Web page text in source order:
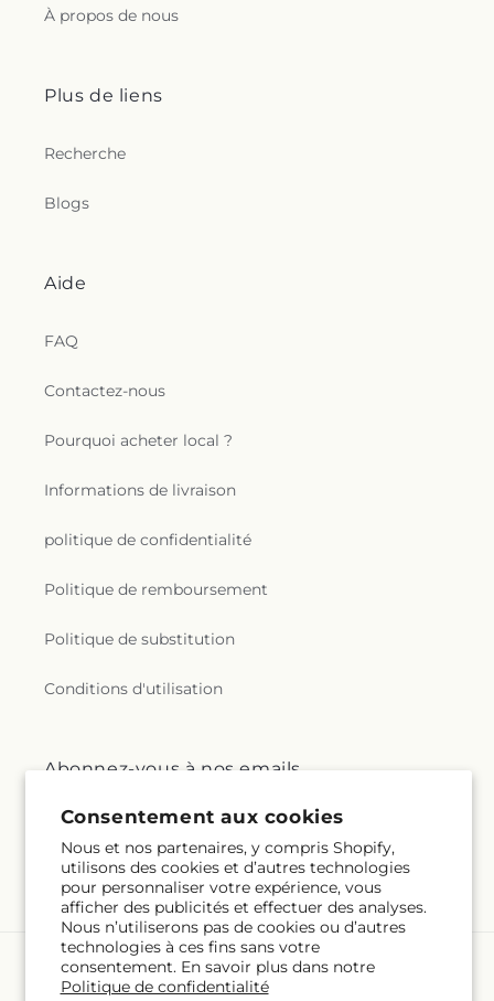
Consentement aux cookies
Nous et nos partenaires, y compris Shopify,
utilisons des cookies et d’autres technologies
pour personnaliser votre expérience, vous
afficher des publicités et effectuer des analyses.
Nous n’utiliserons pas de cookies ou d’autres
technologies à ces fins sans votre
consentement. En savoir plus dans notre
Politique de confidentialité
À propos de nous
Plus de liens
Recherche
Blogs
Aide
FAQ
Contactez-nous
Pourquoi acheter local ?
Informations de livraison
politique de confidentialité
Politique de remboursement
Politique de substitution
Conditions d'utilisation
Abonnez-vous à nos emails
E-mail S'inscrire
Langue